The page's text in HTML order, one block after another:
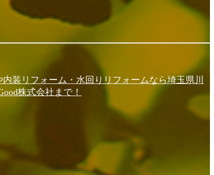
装リフォーム・水回りリフォームなら埼玉県川
株式会社まで！